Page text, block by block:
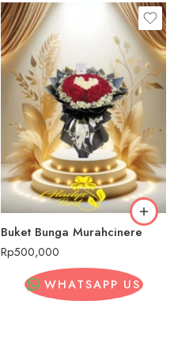
Buket Bunga Murahcinere
Rp500,000
WHATSAPP US